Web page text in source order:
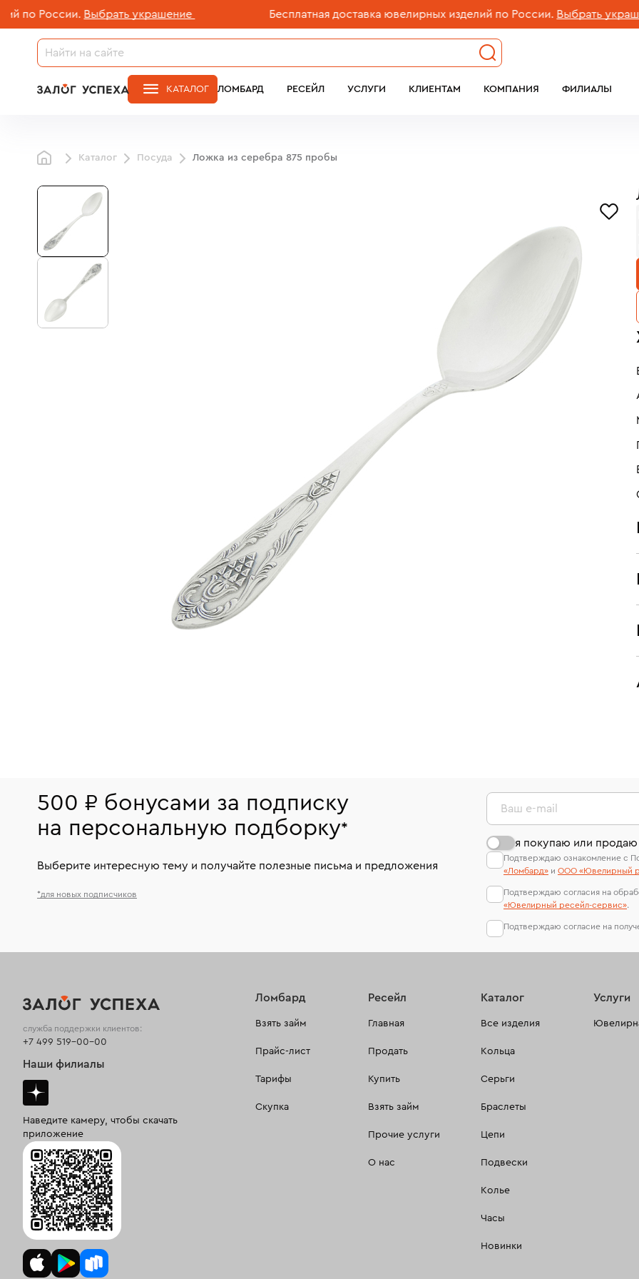
России. Выбрать украшение Бесплатная доставка ювелирных изделий по России. Выбрать украшение
ЛОМБАРД РЕСЕЙЛ УСЛУГИ КЛИЕНТАМ КОМПАНИЯ ФИЛИАЛЫ
КАТАЛОГ
Каталог Посуда Ложка из серебра 875 пробы
500 ₽ бонусами за подписку
на персональную подборку*
Выберите интересную тему и получайте полезные письма и предложения
*для новых подписчиков
Ваш e-mail
я покупаю или
Подтверждаю ознакомление с
«Ломбард» и ООО «Ювелирный
Подтверждаю согласия на
«Ювелирный ресейл-сервиc».
Подтверждаю согласие на
Ломбард
Взять займ
Прайс-лист
Тарифы
Скупка
Ресейл
Главная
Продать
Купить
Взять займ
Прочие услуги
О нас
Каталог
Все изделия
Кольца
Серьги
Браслеты
Цепи
Подвески
Колье
Часы
Новинки
Услуги
служба поддержки клиентов:
+7 499 519-00-00
Наши филиалы
Наведите камеру, чтобы скачать
приложение